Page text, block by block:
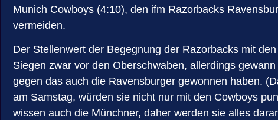
Munich Cowboys (4:10), den ifm Razorbacks
vermeiden.
Der Stellenwert der Begegnung der Razorbacks mit
Siegen zwar vor den Oberschwaben, allerdings
gegen das auch die Ravensburger gewonnen haben.
am Samstag, würden sie nicht nur mit den Cowboys
wissen auch die Münchner, daher werden sie alles